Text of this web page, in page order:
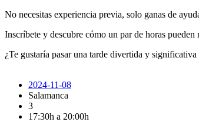
No necesitas experiencia previa, solo ganas de
Inscríbete y descubre cómo un par de horas pueden
¿Te gustaría pasar una tarde divertida y significativa
2024-11-08
Salamanca
3
17:30h a 20:00h